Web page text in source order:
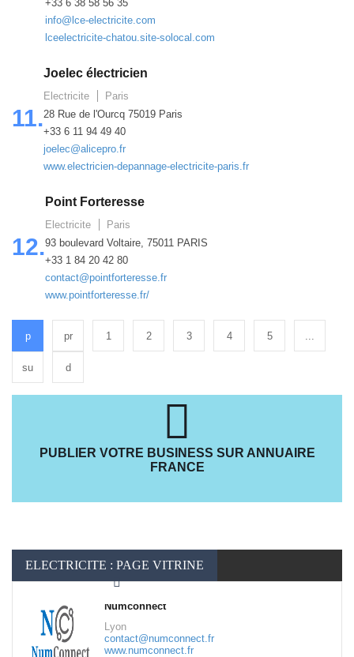
+33 6 38 58 56 35
info@lce-electricite.com
lceelectricite-chatou.site-solocal.com
11.
Joelec électricien
Electricite
Paris
28 Rue de l'Ourcq 75019 Paris
+33 6 11 94 49 40
joelec@alicepro.fr
www.electricien-depannage-electricite-paris.fr
12.
Point Forteresse
Electricite
Paris
93 boulevard Voltaire, 75011 PARIS
+33 1 84 20 42 80
contact@pointforteresse.fr
www.pointforteresse.fr/
p pr 1 2 3 4 5
su d
PUBLIER VOTRE BUSINESS SUR ANNUAIRE
FRANCE
ELECTRICITE : PAGE VITRINE
Numconnect
Lyon
contact@numconnect.fr
www.numconnect.fr